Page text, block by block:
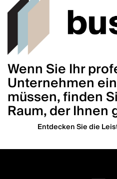
Wenn Sie Ihr
Unternehmen
müssen, finden
Raum, der Ihnen
Entdecken Sie die